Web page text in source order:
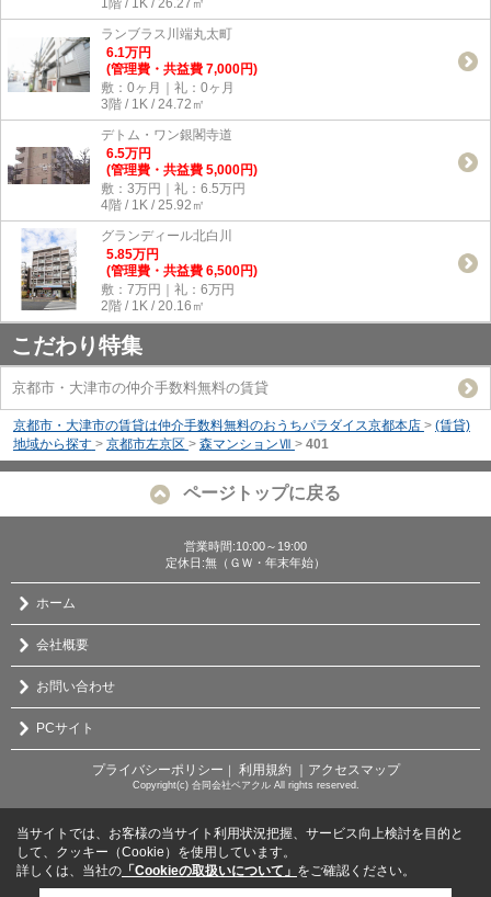
1階 / 1K / 26.27㎡
ランブラス川端丸太町
6.1万円
(管理費・共益費 7,000円)
敷：0ヶ月｜礼：0ヶ月
3階 / 1K / 24.72㎡
デトム・ワン銀閣寺道
6.5万円
(管理費・共益費 5,000円)
敷：3万円｜礼：6.5万円
4階 / 1K / 25.92㎡
グランディール北白川
5.85万円
(管理費・共益費 6,500円)
敷：7万円｜礼：6万円
2階 / 1K / 20.16㎡
こだわり特集
京都市・大津市の仲介手数料無料の賃貸
京都市・大津市の賃貸は仲介手数料無料のおうちパラダイス京都本店 > (賃貸)
地域から探す > 京都市左京区 > 森マンションⅦ > 401
ページトップに戻る
営業時間:10:00～19:00
定休日:無（ＧＷ・年末年始）
ホーム
会社概要
お問い合わせ
PCサイト
プライバシーポリシー ｜ 利用規約 ｜アクセスマップ
Copyright(c) 合同会社ベアクル All rights reserved.
当サイトでは、お客様の当サイト利用状況把握、サービス向上検討を目的と
して、クッキー（Cookie）を使用しています。
詳しくは、当社の 「Cookieの取扱いについて」 をご確認ください。